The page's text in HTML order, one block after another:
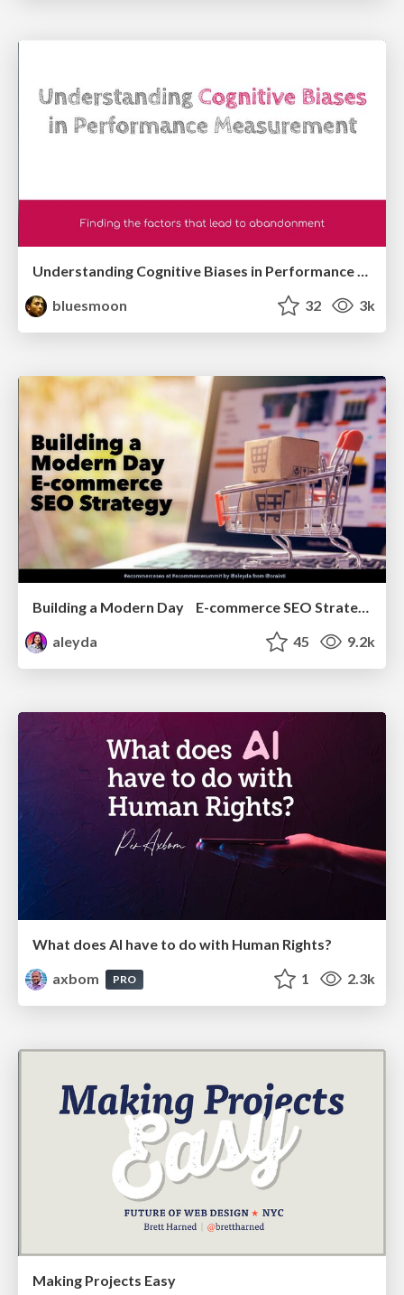
Understanding Cognitive Biases in Performance Measurement
bluesmoon
32 3k
Building a Modern Day E-commerce SEO Strategy
aleyda
45 9.2k
What does AI have to do with Human Rights?
axbom
PRO 1 2.3k
Making Projects Easy